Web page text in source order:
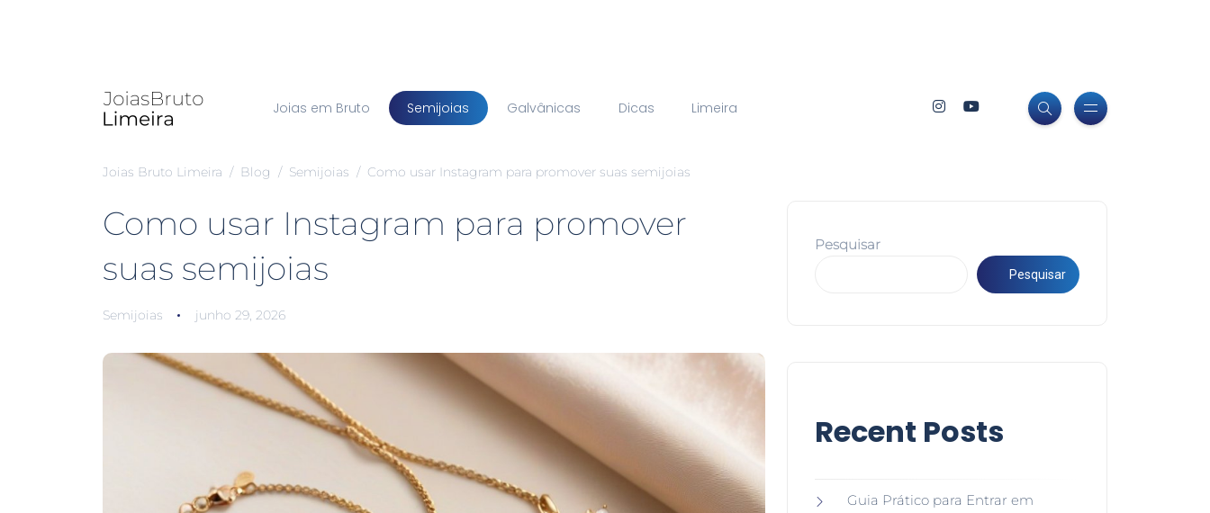
Joias em Bruto Semijoias Galvânicas Dicas Limeira
Joias Bruto Limeira Blog Semijoias Como usar Instagram para promover suas semijoias
Como usar Instagram para promover
suas semijoias
Semijoias junho 29, 2026
Pesquisar
Pesquisar
Recent Posts
Guia Prático para Entrar em